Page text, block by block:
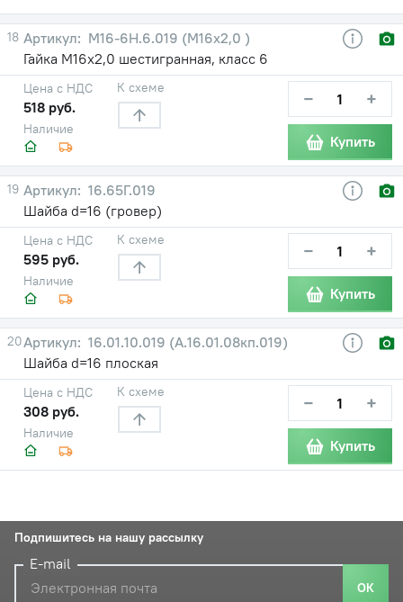
18
М16-6Н.6.019 (М16х2,0 )
Гайка М16х2,0 шестигранная, класс 6
Наличие
Цена с НДС
518 руб.
К схеме − +
Купить
19
16.65Г.019
Шайба d=16 (гровер)
Наличие
Цена с НДС
595 руб.
К схеме − +
Купить
20
16.01.10.019 (А.16.01.08кп.019)
Шайба d=16 плоская
Наличие
Цена с НДС
308 руб.
К схеме − +
Купить
Подпишитесь на нашу рассылку
E-mail
ОК